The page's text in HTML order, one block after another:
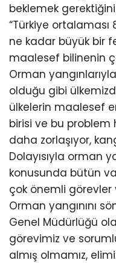
beklemek
“Türkiye ortalaması
ne kadar büyük bir
maalesef bilinenin
Orman
olduğu gibi
ülkelerin maalesef
birisi ve bu
daha zorlaşıyor,
Dolayısıyla orman
konusunda bütün
çok önemli görevler
Orman yangınını
Genel Müdürlüğü
görevimiz ve
almış olmamız,